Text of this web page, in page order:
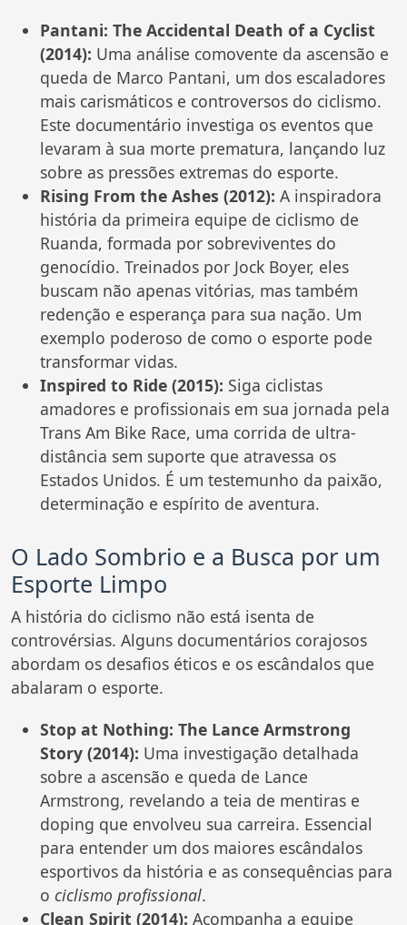
Pantani: The Accidental Death of a Cyclist
(2014): Uma análise comovente da ascensão e
queda de Marco Pantani, um dos escaladores
mais carismáticos e controversos do ciclismo.
Este documentário investiga os eventos que
levaram à sua morte prematura, lançando luz
sobre as pressões extremas do esporte.
Rising From the Ashes (2012): A inspiradora
história da primeira equipe de ciclismo de
Ruanda, formada por sobreviventes do
genocídio. Treinados por Jock Boyer, eles
buscam não apenas vitórias, mas também
redenção e esperança para sua nação. Um
exemplo poderoso de como o esporte pode
transformar vidas.
Inspired to Ride (2015): Siga ciclistas
amadores e profissionais em sua jornada pela
Trans Am Bike Race, uma corrida de ultra-
distância sem suporte que atravessa os
Estados Unidos. É um testemunho da paixão,
determinação e espírito de aventura.
O Lado Sombrio e a Busca por um
Esporte Limpo
A história do ciclismo não está isenta de
controvérsias. Alguns documentários corajosos
abordam os desafios éticos e os escândalos que
abalaram o esporte.
Stop at Nothing: The Lance Armstrong
Story (2014): Uma investigação detalhada
sobre a ascensão e queda de Lance
Armstrong, revelando a teia de mentiras e
doping que envolveu sua carreira. Essencial
para entender um dos maiores escândalos
esportivos da história e as consequências para
o ciclismo profissional.
Clean Spirit (2014): Acompanha a equipe